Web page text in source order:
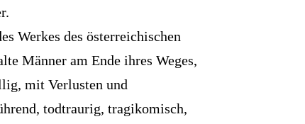
Werkes des österreichischen
Männer am Ende ihres Weges,
mit Verlusten und
todtraurig, tragikomisch,